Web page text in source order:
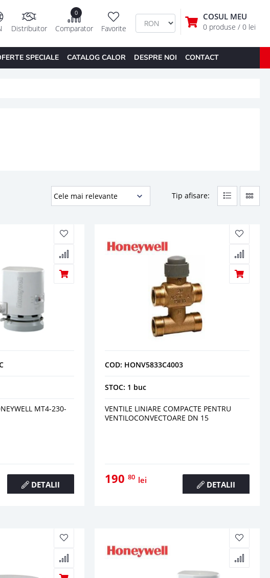
COSUL MEU
0 produse / 0 lei
Favorite
0
Comparator
Distribuitor
SPECIALE CATALOG CALOR DESPRE NOI CONTACT
Tip afisare:
MT4-230-
DETALII
COD: HONV5833C4003
STOC: 1 buc
VENTILE LINIARE COMPACTE PENTRU
VENTILOCONVECTOARE DN 15
19080 lei DETALII